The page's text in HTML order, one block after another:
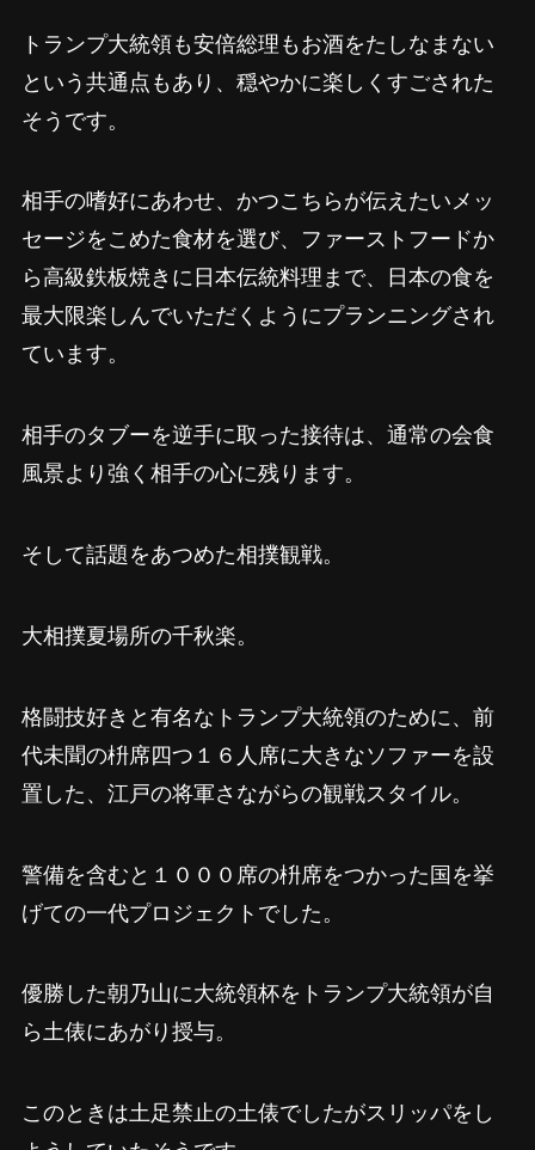
トランプ大統領も安倍総理もお酒をたしなまない
という共通点もあり、穏やかに楽しくすごされた
そうです。
相手の嗜好にあわせ、かつこちらが伝えたいメッ
セージをこめた食材を選び、ファーストフードか
ら高級鉄板焼きに日本伝統料理まで、日本の食を
最大限楽しんでいただくようにプランニングされ
ています。
相手のタブーを逆手に取った接待は、通常の会食
風景より強く相手の心に残ります。
そして話題をあつめた相撲観戦。
大相撲夏場所の千秋楽。
格闘技好きと有名なトランプ大統領のために、前
代未聞の枡席四つ１６人席に大きなソファーを設
置した、江戸の将軍さながらの観戦スタイル。
警備を含むと１０００席の枡席をつかった国を挙
げての一代プロジェクトでした。
優勝した朝乃山に大統領杯をトランプ大統領が自
ら土俵にあがり授与。
このときは土足禁止の土俵でしたがスリッパをし